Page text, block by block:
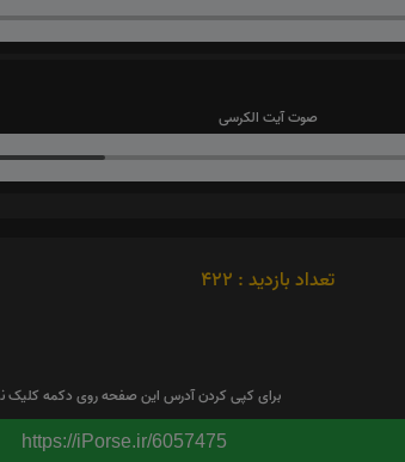
صوت آیت الکرسی
تعداد بازدید : 422
برای کپی کردن آدرس این صفحه روی دکمه کلیک
https://iPorse.ir/6057475